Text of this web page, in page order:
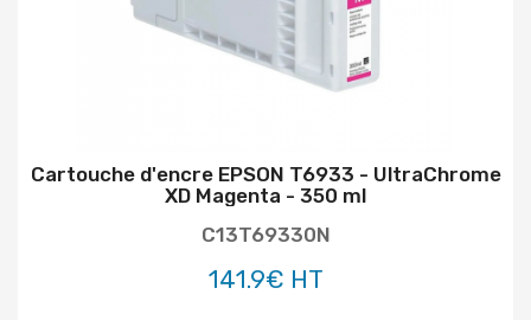
Cartouche d'encre EPSON T6933 - UltraChrome
XD Magenta - 350 ml
C13T69330N
141.9€ HT